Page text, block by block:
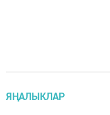
ЯҢАЛЫКЛАР